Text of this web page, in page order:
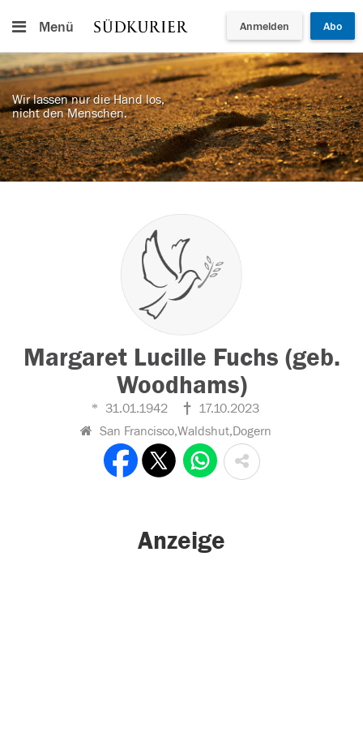
Menü Anmelden Abo
Wir lassen nur die Hand los,
nicht den Menschen.
Margaret Lucille Fuchs (geb.
Woodhams)
31.01.1942
17.10.2023
San Francisco,Waldshut,Dogern
Anzeige